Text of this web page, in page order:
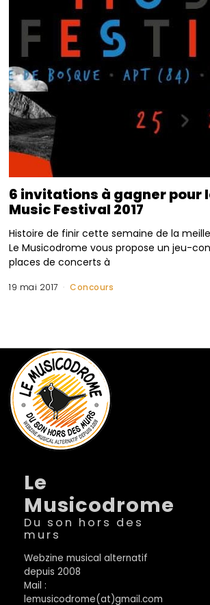
6 invitations à gagner pour
Music Festival 2017
Histoire de finir cette semaine de la
Le Musicodrome vous propose un jeu-
places de concerts à
19 mai 2017 Concours
Le
Musicodrome
Du son hors des
murs
Webzine musical alternatif
depuis 2008
Mail :
lemusicodrome(at)gmail.com